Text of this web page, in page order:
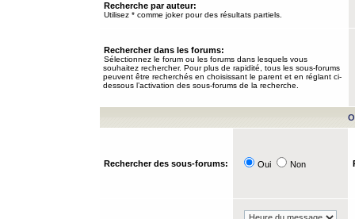
Recherche par auteur:
Utilisez * comme joker pour des résultats partiels.
Rechercher dans les forums:
Sélectionnez le forum ou les forums dans lesquels vous
souhaitez rechercher. Pour plus de rapidité, tous les sous-forums
peuvent être recherchés en choisissant le parent et en réglant ci-
dessous l’activation des sous-forums de la recherche.
Rechercher des sous-forums: Oui Non